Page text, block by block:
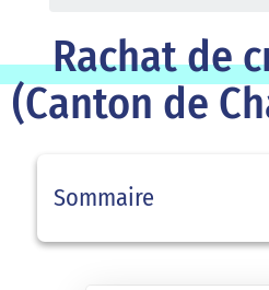
Rachat de
(Canton de
Sommaire